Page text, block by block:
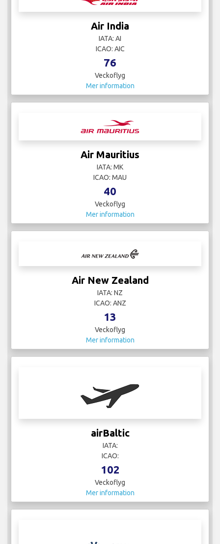
Air India
IATA: AI
ICAO: AIC
76
Veckoflyg
Mer information
Air Mauritius
IATA: MK
ICAO: MAU
40
Veckoflyg
Mer information
Air New Zealand
IATA: NZ
ICAO: ANZ
13
Veckoflyg
Mer information
airBaltic
IATA:
ICAO:
102
Veckoflyg
Mer information